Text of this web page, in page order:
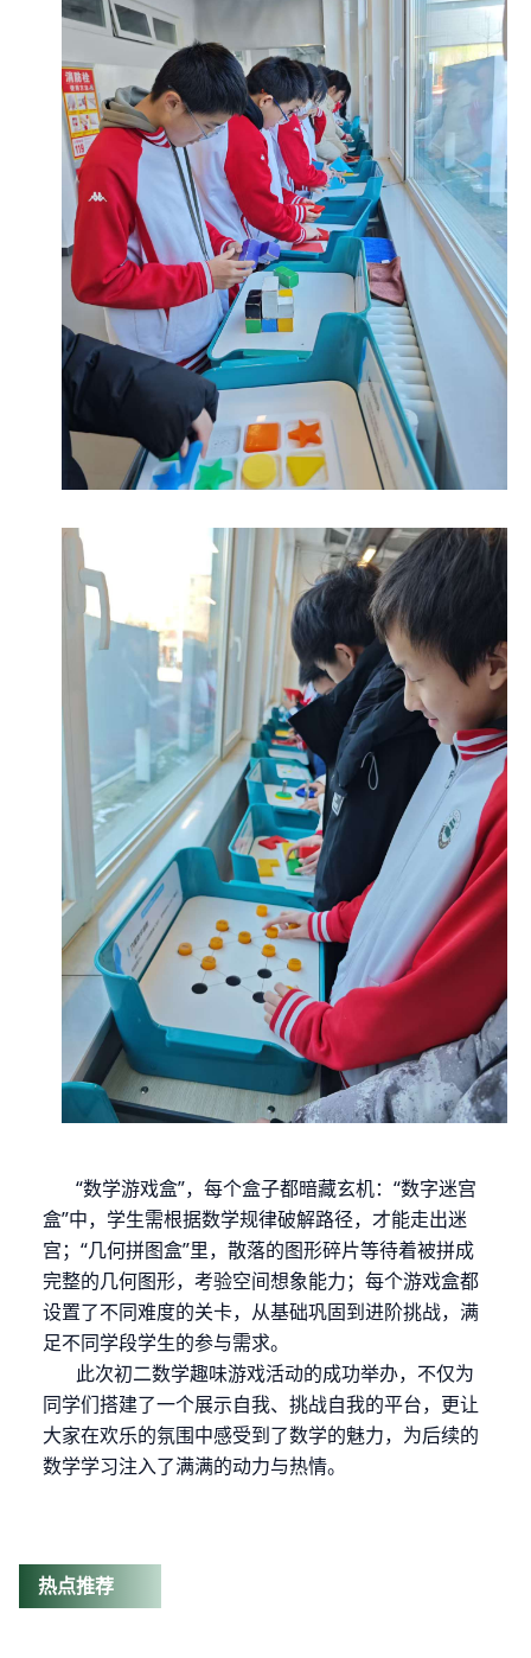
“数学游戏盒”，每个盒子都暗藏玄机：“数字迷宫
盒”中，学生需根据数学规律破解路径，才能走出迷
宫；“几何拼图盒”里，散落的图形碎片等待着被拼成
完整的几何图形，考验空间想象能力；每个游戏盒都
设置了不同难度的关卡，从基础巩固到进阶挑战，满
足不同学段学生的参与需求。
此次初二数学趣味游戏活动的成功举办，不仅为
同学们搭建了一个展示自我、挑战自我的平台，更让
大家在欢乐的氛围中感受到了数学的魅力，为后续的
数学学习注入了满满的动力与热情。
热点推荐